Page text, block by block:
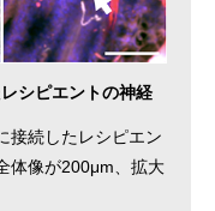
シピエントの神経
接続したレシピエン
体像が200μm、拡大